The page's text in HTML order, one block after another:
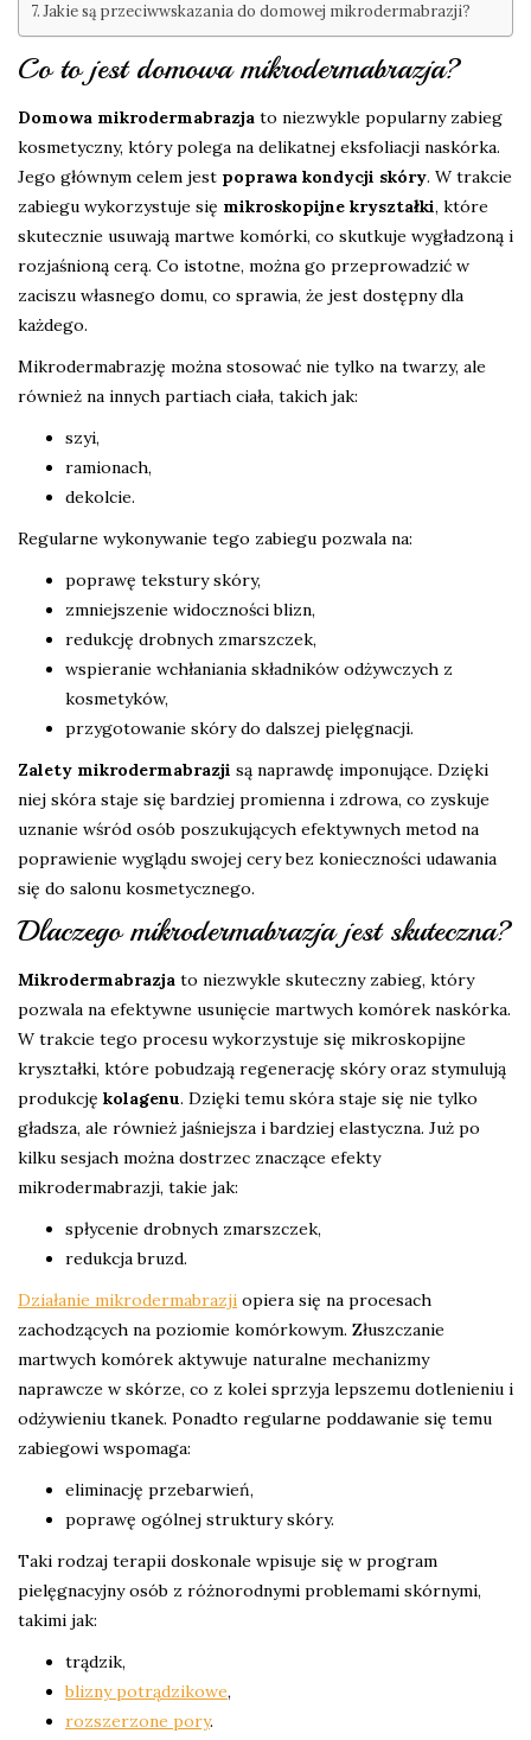
Jakie są przeciwwskazania do domowej mikrodermabrazji?
Co to jest domowa mikrodermabrazja?
Domowa mikrodermabrazja to niezwykle popularny zabieg
kosmetyczny, który polega na delikatnej eksfoliacji naskórka.
Jego głównym celem jest poprawa kondycji skóry. W trakcie
zabiegu wykorzystuje się mikroskopijne kryształki, które
skutecznie usuwają martwe komórki, co skutkuje wygładzoną i
rozjaśnioną cerą. Co istotne, można go przeprowadzić w
zaciszu własnego domu, co sprawia, że jest dostępny dla
każdego.
Mikrodermabrazję można stosować nie tylko na twarzy, ale
również na innych partiach ciała, takich jak:
szyi,
ramionach,
dekolcie.
Regularne wykonywanie tego zabiegu pozwala na:
poprawę tekstury skóry,
zmniejszenie widoczności blizn,
redukcję drobnych zmarszczek,
wspieranie wchłaniania składników odżywczych z
kosmetyków,
przygotowanie skóry do dalszej pielęgnacji.
Zalety mikrodermabrazji są naprawdę imponujące. Dzięki
niej skóra staje się bardziej promienna i zdrowa, co zyskuje
uznanie wśród osób poszukujących efektywnych metod na
poprawienie wyglądu swojej cery bez konieczności udawania
się do salonu kosmetycznego.
Dlaczego mikrodermabrazja jest skuteczna?
Mikrodermabrazja to niezwykle skuteczny zabieg, który
pozwala na efektywne usunięcie martwych komórek naskórka.
W trakcie tego procesu wykorzystuje się mikroskopijne
kryształki, które pobudzają regenerację skóry oraz stymulują
produkcję kolagenu. Dzięki temu skóra staje się nie tylko
gładsza, ale również jaśniejsza i bardziej elastyczna. Już po
kilku sesjach można dostrzec znaczące efekty
mikrodermabrazji, takie jak:
spłycenie drobnych zmarszczek,
redukcja bruzd.
Działanie mikrodermabrazji opiera się na procesach
zachodzących na poziomie komórkowym. Złuszczanie
martwych komórek aktywuje naturalne mechanizmy
naprawcze w skórze, co z kolei sprzyja lepszemu dotlenieniu i
odżywieniu tkanek. Ponadto regularne poddawanie się temu
zabiegowi wspomaga:
eliminację przebarwień,
poprawę ogólnej struktury skóry.
Taki rodzaj terapii doskonale wpisuje się w program
pielęgnacyjny osób z różnorodnymi problemami skórnymi,
takimi jak:
trądzik,
blizny potrądzikowe,
rozszerzone pory.